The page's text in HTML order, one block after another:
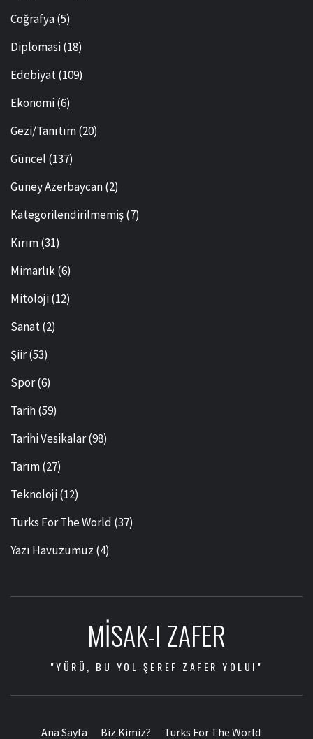
Coğrafya(5)
Diplomasi(18)
Edebiyat(109)
Ekonomi(6)
Gezi/Tanıtım(20)
Güncel (137)
Güney Azerbaycan(2)
Kategorilendirilmemiş(7)
Kırım(31)
Mimarlık(6)
Mitoloji(12)
Sanat(2)
Şiir(53)
Spor(6)
Tarih(59)
Tarihi Vesikalar(98)
Tarım(27)
Teknoloji(12)
Turks For The World (37)
Yazı Havuzumuz (4)
MISAK-I ZAFER
"YÜRÜ, BU YOL ŞEREF ZAFER YOLU!"
Ana Sayfa Biz Kimiz? Turks For The World